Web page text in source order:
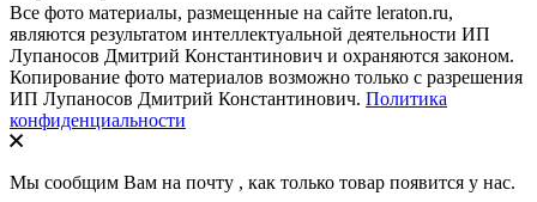
Все фото материалы, размещенные на сайте leraton.ru,
являются результатом интеллектуальной деятельности ИП
Лупаносов Дмитрий Константинович и охраняются законом.
Копирование фото материалов возможно только с разрешения
ИП Лупаносов Дмитрий Константинович. Политика
конфиденциальности
Мы сообщим Вам на почту , как только товар появится у нас.